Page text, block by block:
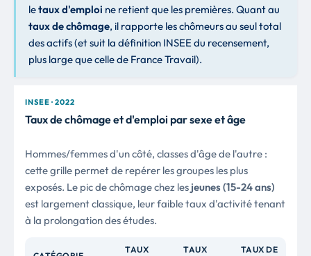
letaux d'emploi ne retient que les premières. Quant au
taux de chômage, il rapporte les chômeurs au seul total
des actifs (et suit la définition INSEE du recensement,
plus large que celle de France Travail).
INSEE · 2022
Taux de chômage et d'emploi par sexe et âge
Hommes/femmes d'un côté, classes d'âge de l'autre :
cette grille permet de repérer les groupes les plus
exposés. Le pic de chômage chez les jeunes (15-24 ans)
est largement classique, leur faible taux d'activité tenant
à la prolongation des études.
TAUX
TAUX
TAUX DE